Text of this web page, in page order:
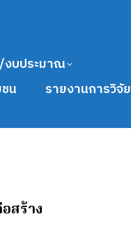
บประมาณ
น
รายงานการวิจัย
สร้าง